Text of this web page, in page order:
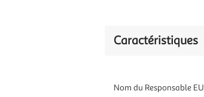
Caractéristiques
Nom du Responsable EU